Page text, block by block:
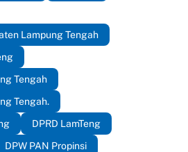
Lampung Tengah
Tengah
Tengah.
DPRD LamTeng
DPW PAN Propinsi